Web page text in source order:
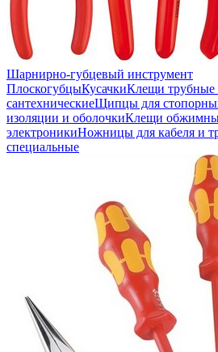
Шарнирно-губцевый инструмент
ПлоскогубцыКусачкиКлещи трубные
сантехническиеЩипцы для
изоляции и оболочкиКлещи
электроникиНожницы для кабеля и
специальные